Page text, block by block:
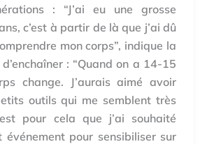
: “J’ai eu une grosse
c’est à partir de là que j’ai dû
mon corps”, indique la
: “Quand on a 14-15
change. J’aurais aimé avoir
outils qui me semblent très
pour cela que j’ai souhaité
pour sensibiliser sur